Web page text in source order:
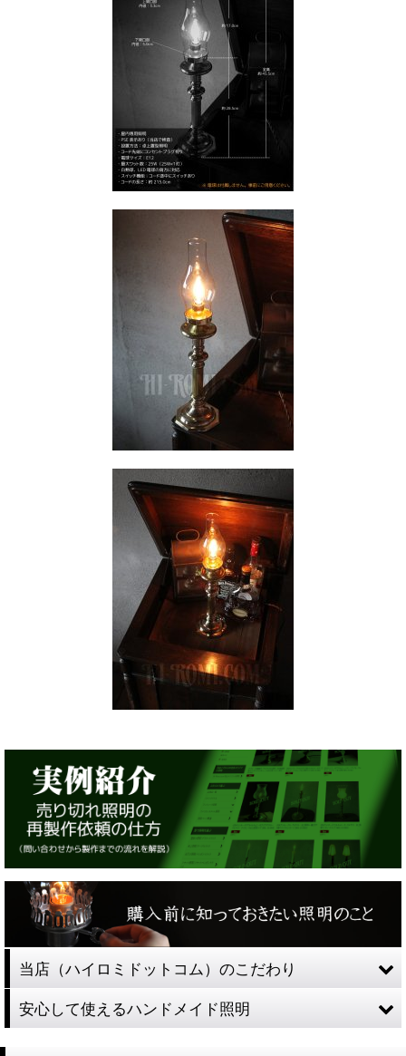
当店（ハイロミドットコム）のこだわり
安心して使えるハンドメイド照明